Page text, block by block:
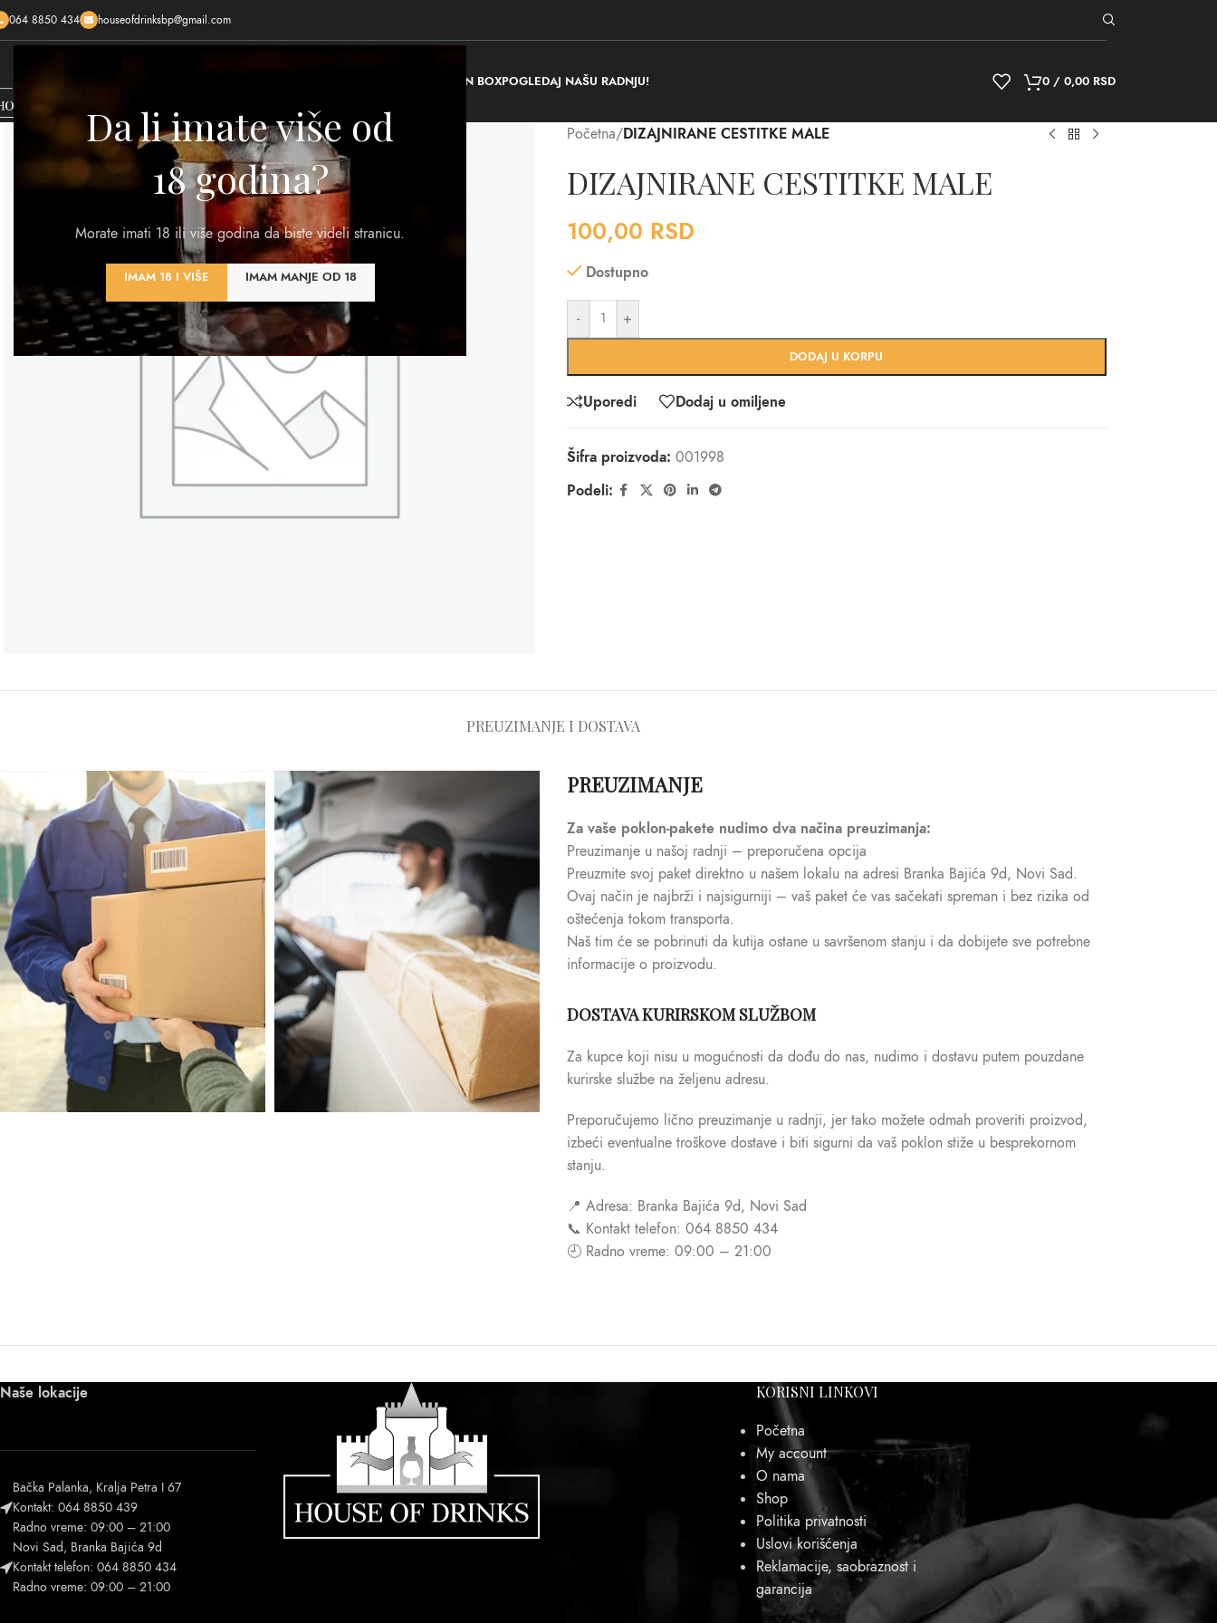
Da li imate više od
18 godina?
Morate imati 18 ili više godina da biste videli stranicu.
IMAM 18 I VIŠE IMAM MANJE OD 18
064 8850 434 houseofdrinksbp@gmail.com
KREIRAJ POKLON BOXPOGLEDAJ NAŠU RADNJU! 0 / 0,00 RSD
Početna/DIZAJNIRANE CESTITKE MALE
DIZAJNIRANE CESTITKE MALE
100,00 RSD
Dostupno
- +
DODAJ U KORPU
Uporedi Dodaj u omiljene
Šifra proizvoda: 001998
Podeli:
PREUZIMANJE I DOSTAVA
PREUZIMANJE
Za vaše poklon-pakete nudimo dva načina preuzimanja:
Preuzimanje u našoj radnji – preporučena opcija
Preuzmite svoj paket direktno u našem lokalu na adresi Branka Bajića 9d, Novi Sad.
Ovaj način je najbrži i najsigurniji – vaš paket će vas sačekati spreman i bez rizika od
oštećenja tokom transporta.
Naš tim će se pobrinuti da kutija ostane u savršenom stanju i da dobijete sve potrebne
informacije o proizvodu.
DOSTAVA KURIRSKOM SLUŽBOM
Za kupce koji nisu u mogućnosti da dođu do nas, nudimo i dostavu putem pouzdane
kurirske službe na željenu adresu.
Preporučujemo lično preuzimanje u radnji, jer tako možete odmah proveriti proizvod,
izbeći eventualne troškove dostave i biti sigurni da vaš poklon stiže u besprekornom
stanju.
📍 Adresa: Branka Bajića 9d, Novi Sad
📞 Kontakt telefon: 064 8850 434
🕘 Radno vreme: 09:00 – 21:00
Naše lokacije
Bačka Palanka, Kralja Petra I 67
Kontakt: 064 8850 439
Radno vreme: 09:00 – 21:00
Novi Sad, Branka Bajića 9d
Kontakt telefon: 064 8850 434
Radno vreme: 09:00 – 21:00
KORISNI LINKOVI
Početna
My account
O nama
Shop
Politika privatnosti
Uslovi korišćenja
Reklamacije, saobraznost i
garancija